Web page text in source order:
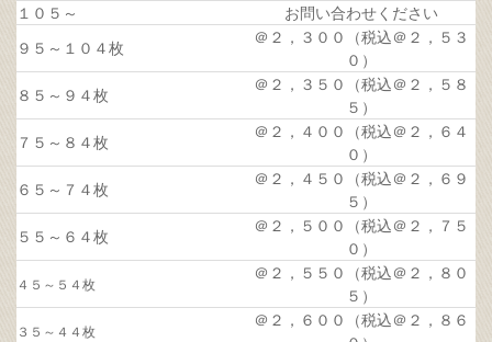
１０５～
お問い合わせください
９５～１０４枚
＠２，３００（税込＠２，５３
０）
８５～９４枚
＠２，３５０（税込＠２，５８
５）
７５～８４枚
＠２，４００（税込＠２，６４
０）
６５～７４枚
＠２，４５０（税込＠２，６９
５）
５５～６４枚
＠２，５００（税込＠２，７５
０）
４５～５４枚
＠２，５５０（税込＠２，８０
５）
３５～４４枚
＠２，６００（税込＠２，８６